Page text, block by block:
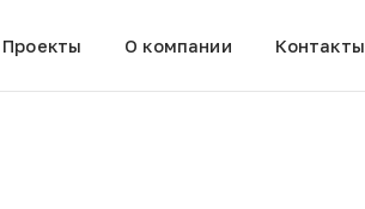
Проекты О компании Контакты